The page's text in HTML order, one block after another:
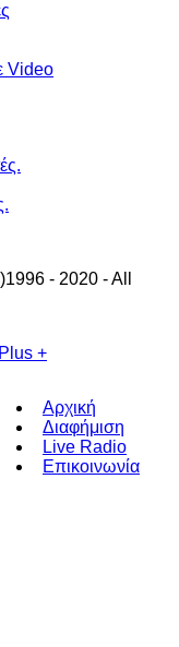
Video
- 2020 - All
+
Αρχική
Διαφήμιση
Live Radio
Επικοινωνία